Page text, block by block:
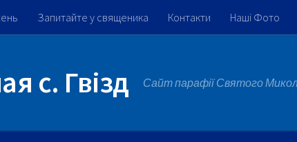
Запитайте у священика Контакти Наші Фото
с. Гвізд Сайт парафії Святого